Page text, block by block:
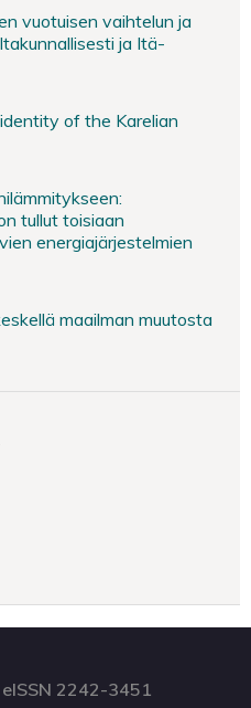
vuotuisen vaihtelun ja
ja Itä-
of the Karelian
tullut toisiaan
energiajärjestelmien
maailman muutosta
2242-3451